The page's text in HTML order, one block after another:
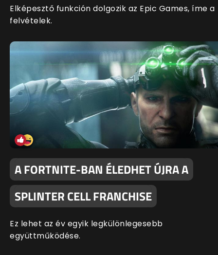
Elképesztő funkción dolgozik az Epic Games, íme a
felvételek.
A FORTNITE-BAN ÉLEDHET ÚJRA A
SPLINTER CELL FRANCHISE
Ez lehet az év egyik legkülönlegesebb
együttműködése.